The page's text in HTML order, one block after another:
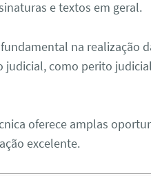
e textos em geral.
na realização
como perito
oferece amplas
excelente.